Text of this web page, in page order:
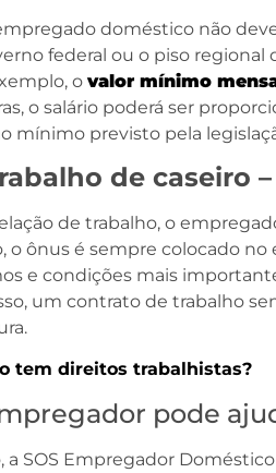
doméstico não
federal ou o piso regional
o valor mínimo
o salário poderá ser
mínimo previsto pela
de caseiro
de trabalho, o
o ônus é sempre colocado
e condições mais
um contrato de trabalho
tem direitos trabalhistas?
pode
a SOS Empregador